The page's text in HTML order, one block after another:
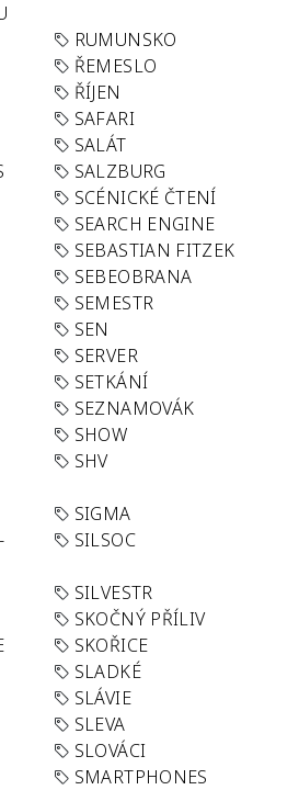
RUMUNSKO
ŘEMESLO
ŘÍJEN
SAFARI
SALÁT
SALZBURG
SCÉNICKÉ ČTENÍ
SEARCH ENGINE
SEBASTIAN FITZEK
SEBEOBRANA
SEMESTR
SEN
SERVER
SETKÁNÍ
SEZNAMOVÁK
SHOW
SHV
SIGMA
SILSOC
SILVESTR
SKOČNÝ PŘÍLIV
SKOŘICE
SLADKÉ
SLÁVIE
SLEVA
SLOVÁCI
SMARTPHONES